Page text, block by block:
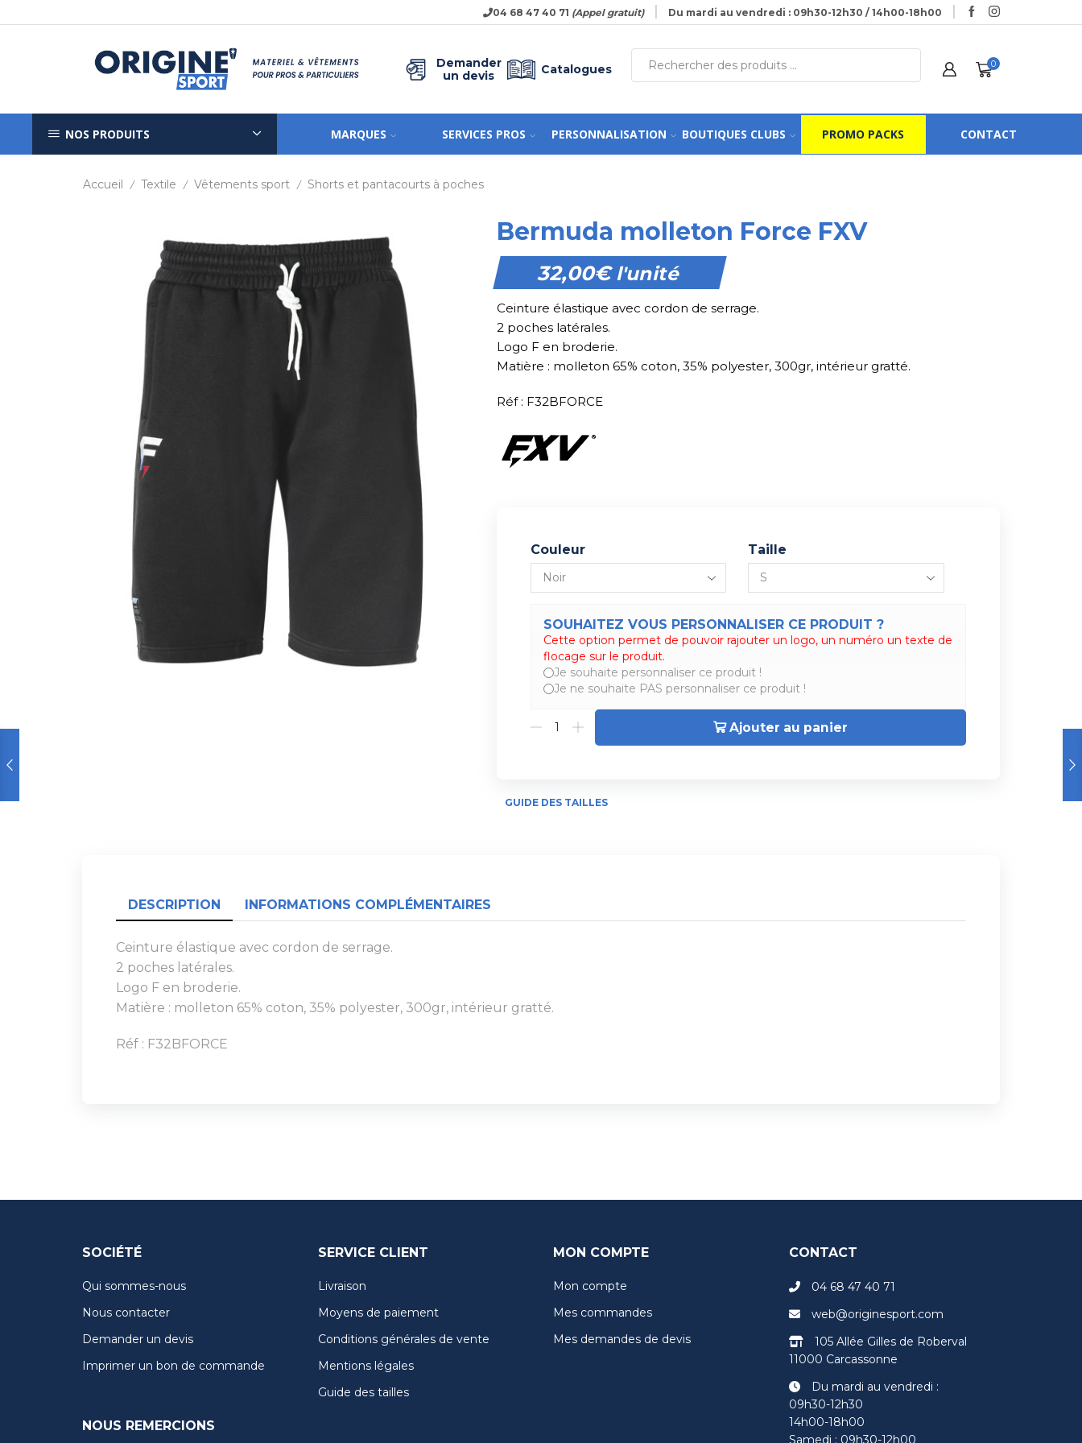
04 68 47 40 71 (Appel gratuit) Du mardi au vendredi : 09h30-12h30 / 14h00-18h00
Demander
un devis
Catalogues 0
NOS PRODUITS MARQUES SERVICES PROS PERSONNALISATION BOUTIQUES CLUBS PROMO PACKS CONTACT
Accueil / Textile / Vêtements sport / Shorts et pantacourts à poches
Bermuda molleton Force FXV
32,00€l'unité
Ceinture élastique avec cordon de serrage.
2 poches latérales.
Logo F en broderie.
Matière : molleton 65% coton, 35% polyester, 300gr, intérieur gratté.
Réf : F32BFORCE
Couleur Taille
SOUHAITEZ VOUS PERSONNALISER CE PRODUIT ?
Cette option permet de pouvoir rajouter un logo, un numéro un texte de
flocage sur le produit.
Je souhaite personnaliser ce produit !
Je ne souhaite PAS personnaliser ce produit !
Ajouter au panier
Alternative:
GUIDE DES TAILLES
DESCRIPTION INFORMATIONS COMPLÉMENTAIRES
Ceinture élastique avec cordon de serrage.
2 poches latérales.
Logo F en broderie.
Matière : molleton 65% coton, 35% polyester, 300gr, intérieur gratté.
Réf : F32BFORCE
SOCIÉTÉ
Qui sommes-nous
Nous contacter
Demander un devis
Imprimer un bon de commande
NOUS REMERCIONS
SERVICE CLIENT
Livraison
Moyens de paiement
Conditions générales de vente
Mentions légales
Guide des tailles
MON COMPTE
Mon compte
Mes commandes
Mes demandes de devis
CONTACT
04 68 47 40 71
web@originesport.com
105 Allée Gilles de Roberval
11000 Carcassonne
Du mardi au vendredi :
09h30-12h30
14h00-18h00
Samedi : 09h30-12h00